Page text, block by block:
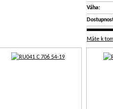
Váha:
Máte k